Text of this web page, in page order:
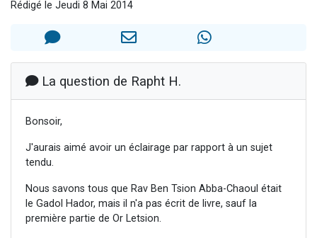
30 personnes viennent de faire un don pour Sauvez la jambe de Yohan
12 nouvelles musiques dans Torah-Box Music
29 personnes viennent de demander une bénédiction
Rédigé le Jeudi 8 Mai 2014
La question de Rapht H.
Bonsoir,
J'aurais aimé avoir un éclairage par rapport à un sujet
tendu.
Nous savons tous que Rav Ben Tsion Abba-Chaoul était
le Gadol Hador, mais il n'a pas écrit de livre, sauf la
première partie de Or Letsion.